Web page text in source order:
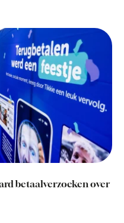
betaalverzoeken over